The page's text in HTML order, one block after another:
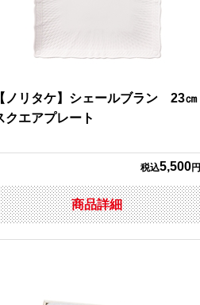
【ノリタケ】シェールブラン 23㎝
クエアプレート
税込5,500円
商品詳細